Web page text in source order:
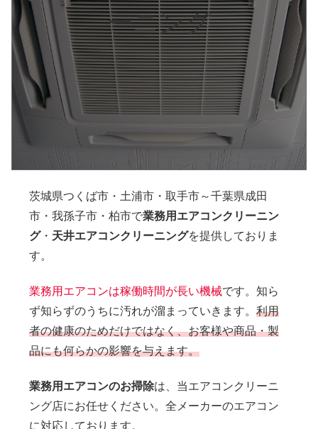
ーニング
茨城県つくば市・土浦市・取手市～千葉県成田
市・我孫子市・柏市で業務用エアコンクリーニン
グ・ 天井エアコンクリーニングを提供しておりま
す。
業務用エアコンは稼働時間が長い機械です。知ら
ず知らずのうちに汚れが溜まっていきます。 利用
者の健康のためだけではなく、お客様や商品・製
品にも何らかの影響を与えます。
業務用エアコンのお掃除は、当エアコンクリーニ
ング店にお任せください。全メーカーのエアコン
に対応しております。